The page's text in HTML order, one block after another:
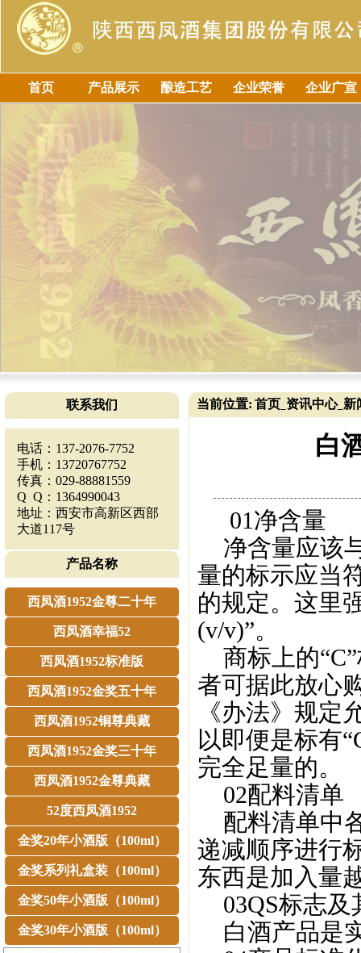
首页 产品展示 酿造工艺 企业荣誉 企业广宣
联系我们
电话：137-2076-7752
手机：13720767752
传真：029-88881559
Q Q：1364990043
地址：西安市高新区西部
大道117号
产品名称
西凤酒1952金尊二十年
西凤酒幸福52
西凤酒1952标准版
西凤酒1952金奖五十年
西凤酒1952铜尊典藏
西凤酒1952金奖三十年
西凤酒1952金尊典藏
52度西凤酒1952
金奖20年小酒版（100ml）
金奖系列礼盒装（100ml）
金奖50年小酒版（100ml）
金奖30年小酒版（100ml）
当前位置: 首页 资讯中心_ 新
白
01净含量
净含量应该
量的标示应当
的规定。这里
(v/v)”。
商标上的
者可据此放心
《办法》规定
以即便是标有
完全足量的。
02配料清单
配料清单中
递减顺序进行
东西是加入量
03QS标志及
白酒产品是